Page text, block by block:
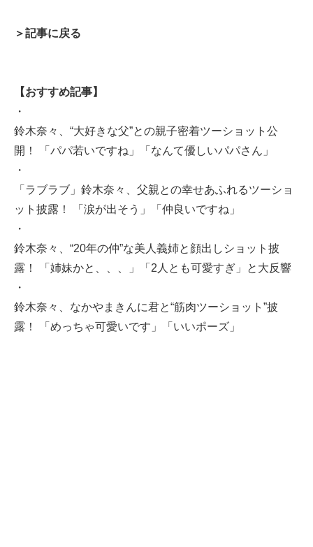
＞記事に戻る
【おすすめ記事】
・
鈴木奈々、“大好きな父”との親子密着ツーショット公
開！ 「パパ若いですね」「なんて優しいパパさん」
・
「ラブラブ」鈴木奈々、父親との幸せあふれるツーショ
ット披露！ 「涙が出そう」「仲良いですね」
・
鈴木奈々、“20年の仲”な美人義姉と顔出しショット披
露！ 「姉妹かと、、、」「2人とも可愛すぎ」と大反響
・
鈴木奈々、なかやまきんに君と“筋肉ツーショット”披
露！ 「めっちゃ可愛いです」「いいポーズ」